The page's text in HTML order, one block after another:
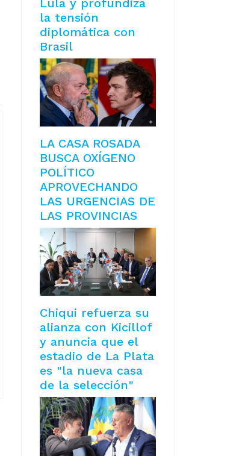
Lula y profundiza
la tensión
diplomática con
Brasil
LA CASA ROSADA
BUSCA OXÍGENO
POLÍTICO
APROVECHANDO
LAS URGENCIAS DE
LAS PROVINCIAS
Chiqui refuerza su
alianza con Kicillof
y anuncia que el
estadio de La Plata
es "la nueva casa
de la selección"